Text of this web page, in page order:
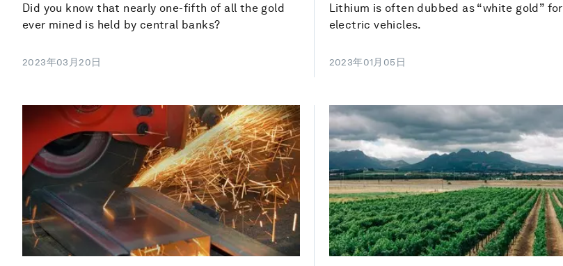
Did you know that nearly one-fifth of all the gold
ever mined is held by central banks?
2023年03月20日
Lithium is often dubbed as “white gold” for
electric vehicles.
2023年01月05日